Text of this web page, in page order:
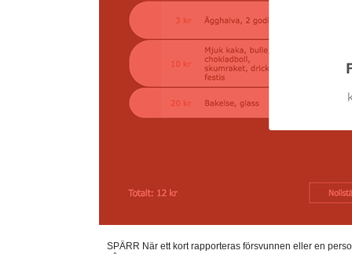
SPÄRR När ett kort rapporteras försvunnen eller en